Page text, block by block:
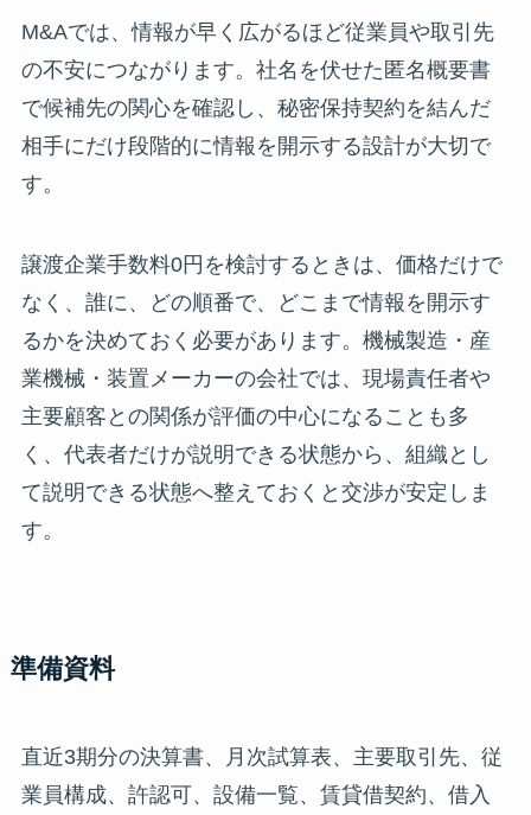
M&Aでは、情報が早く広がるほど従業員や取引先
の不安につながります。社名を伏せた匿名概要書
で候補先の関心を確認し、秘密保持契約を結んだ
相手にだけ段階的に情報を開示する設計が大切で
す。
譲渡企業手数料0円を検討するときは、価格だけで
なく、誰に、どの順番で、どこまで情報を開示す
るかを決めておく必要があります。機械製造・産
業機械・装置メーカーの会社では、現場責任者や
主要顧客との関係が評価の中心になることも多
く、代表者だけが説明できる状態から、組織とし
て説明できる状態へ整えておくと交渉が安定しま
す。
準備資料
直近3期分の決算書、月次試算表、主要取引先、従
業員構成、許認可、設備一覧、賃貸借契約、借入